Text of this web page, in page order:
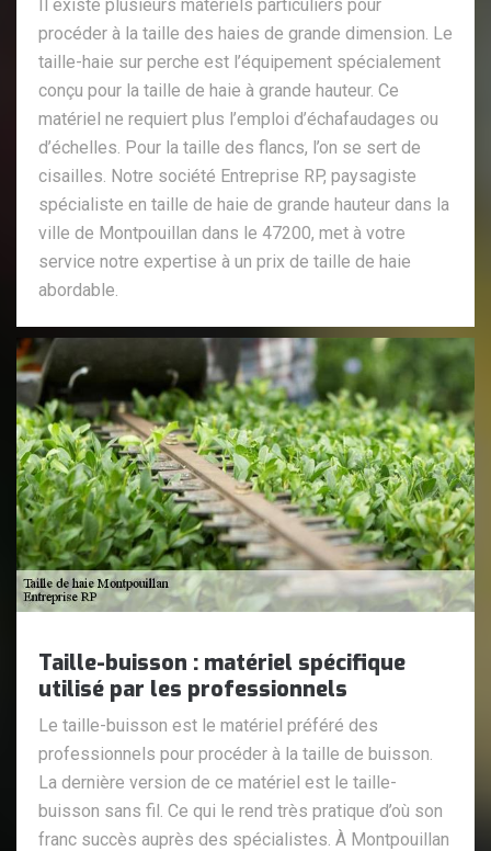
Il existe plusieurs matériels particuliers pour
procéder à la taille des haies de grande dimension. Le
taille-haie sur perche est l’équipement spécialement
conçu pour la taille de haie à grande hauteur. Ce
matériel ne requiert plus l’emploi d’échafaudages ou
d’échelles. Pour la taille des flancs, l’on se sert de
cisailles. Notre société Entreprise RP, paysagiste
spécialiste en taille de haie de grande hauteur dans la
ville de Montpouillan dans le 47200, met à votre
service notre expertise à un prix de taille de haie
abordable.
Taille-buisson : matériel spécifique
utilisé par les professionnels
Le taille-buisson est le matériel préféré des
professionnels pour procéder à la taille de buisson.
La dernière version de ce matériel est le taille-
buisson sans fil. Ce qui le rend très pratique d’où son
franc succès auprès des spécialistes. À Montpouillan